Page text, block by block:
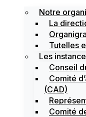
Notre
La
Tutelles
Les
Conseil
Comité
(CAD)
Comité